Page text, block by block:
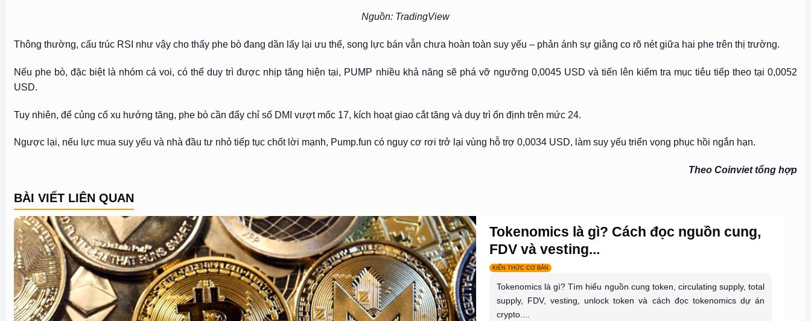
Nguồn: TradingView
Thông thường, cấu trúc RSI như vậy cho thấy phe bò đang dần lấy lại ưu thế, song lực bán vẫn chưa hoàn toàn suy yếu – phản ánh sự giằng co rõ nét giữa hai phe trên thị trường.
Nếu phe bò, đặc biệt là nhóm cá voi, có thể duy trì được nhịp tăng hiện tại, PUMP nhiều khả năng sẽ phá vỡ ngưỡng 0,0045 USD và tiến lên kiểm tra mục tiêu tiếp theo tại 0,0052
USD.
Tuy nhiên, để củng cố xu hướng tăng, phe bò cần đẩy chỉ số DMI vượt mốc 17, kích hoạt giao cắt tăng và duy trì ổn định trên mức 24.
Ngược lại, nếu lực mua suy yếu và nhà đầu tư nhỏ tiếp tục chốt lời mạnh, Pump.fun có nguy cơ rơi trở lại vùng hỗ trợ 0,0034 USD, làm suy yếu triển vọng phục hồi ngắn hạn.
Theo Coinviet tổng hợp
BÀI VIẾT LIÊN QUAN
Tokenomics là gì? Cách đọc nguồn cung,
FDV và vesting...
KIẾN THỨC CƠ BẢN
Tokenomics là gì? Tìm hiểu nguồn cung token, circulating supply, total
supply, FDV, vesting, unlock token và cách đọc tokenomics dự án
crypto....